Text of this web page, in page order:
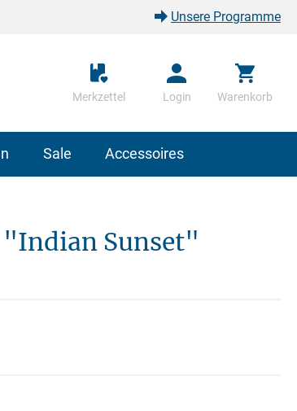
Unsere Programme
Merkzettel Login Warenkorb
Sale Accessoires
Sunset"